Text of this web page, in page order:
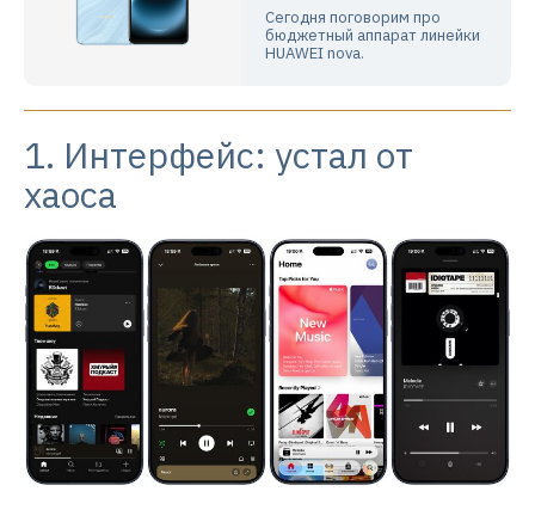
Сегодня поговорим про
бюджетный аппарат линейки
HUAWEI nova.
1. Интерфейс: устал от
хаоса